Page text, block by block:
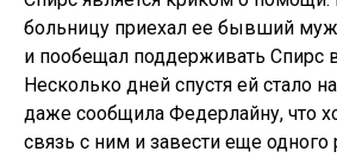
больницу приехал ее бывший
и пообещал поддерживать Спирс
Несколько дней спустя ей стало
даже сообщила Федерлайну, что
связь с ним и завести еще одного